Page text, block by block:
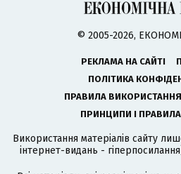
© 2005-2026,
РЕКЛАМА НА САЙТІ
ПОЛІТИКА
ПРАВИЛА ВИКОРИСТАННЯ
ПРИНЦИПИ І
Використання матеріалів сайту
інтернет-видань -